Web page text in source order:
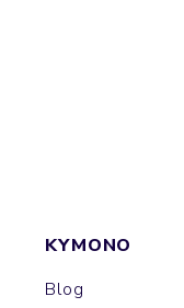
KYMONO
Blog